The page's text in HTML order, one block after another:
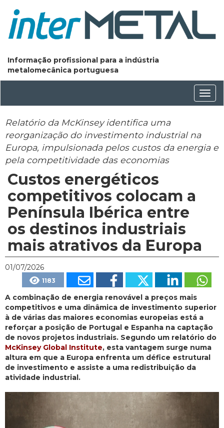
Informação profissional para a indústria
metalomecânica portuguesa
Relatório da McKinsey identifica uma
reorganização do investimento industrial na
Europa, impulsionada pelos custos da energia e
pela competitividade das economias
Custos energéticos
competitivos colocam a
Península Ibérica entre
os destinos industriais
mais atrativos da Europa
01/07/2026
1183
A combinação de energia renovável a preços mais
competitivos e uma dinâmica de investimento superior
à de várias das maiores economias europeias está a
reforçar a posição de Portugal e Espanha na captação
de novos projetos industriais. Segundo um relatório do
McKinsey Global Institute, esta vantagem surge numa
altura em que a Europa enfrenta um défice estrutural
de investimento e assiste a uma redistribuição da
atividade industrial.